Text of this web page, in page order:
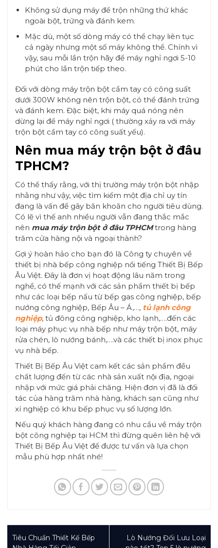
Không sử dụng máy để trộn những thứ khác
ngoài bột, trứng và đánh kem.
Mặc dù, một số dòng máy có thể chạy liên tục
cả ngày nhưng một số máy không thể. Chính vì
vậy, sau mỗi lần trộn hãy để máy nghỉ ngơi 5-10
phút cho lần trộn tiếp theo.
Đối với dòng máy trộn bột cầm tay có công suất
dưới 300W không nên trộn bột, có thể đánh trứng
và đánh kem. Đặc biệt, khi máy quá nóng nên
dừng lại để máy nghỉ ngơi ( thường xảy ra với máy
trộn bột cầm tay có công suất yếu).
Nên mua máy trộn bột ở đâu
TPHCM?
Có thể thấy rằng, với thị trường máy trộn bột nhập
nhằng như vậy, việc tìm kiếm một địa chỉ uy tín
đang là vấn đề gây băn khoăn cho người tiêu dùng.
Có lẽ vì thế anh nhiều người vẫn đang thắc mắc
nên mua máy trộn bột ở đâu TPHCMtrong hàng
trăm cửa hàng nội và ngoại thành?
Gợi ý hoàn hảo cho bạn đó là Công ty chuyên về
thiết bị nhà bếp công nghiệp nổi tiếng Thiết Bị Bếp
Âu Việt. Đây là đơn vị hoạt động lâu năm trong
nghề, có thế mạnh với các sản phẩm thiết bị bếp
như các loại bếp nấu từ bếp gas công nghiệp, bếp
nướng công nghiệp, Bếp Âu – Á,…, tủ lạnh công
nghiệp, tủ đông công nghiệp, kho lạnh,….đến các
loại máy phục vụ nhà bếp như máy trộn bột, máy
rửa chén, lò nướng bánh,….và các thiết bị inox phục
vụ nhà bếp.
Thiết Bị Bếp Âu Việt cam kết các sản phẩm đều
chất lượng đến từ các nhà sản xuất nội địa, ngoại
nhập với mức giá phải chăng. Hiện đơn vị đã là đối
tác của hàng trăm nhà hàng, khách sạn cũng như
xí nghiệp có khu bếp phục vụ số lượng lớn.
Nếu quý khách hàng đang có nhu cầu về máy trộn
bột công nghiệp tại HCM thì đừng quên liên hệ với
Thiết Bị Bếp Âu Việt để được tư vấn và lựa chọn
mẫu phù hợp nhất nhé!
Tiêu Chuẩn Thiết Kế Bếp
Lò Nướng Đối Lưu Loại